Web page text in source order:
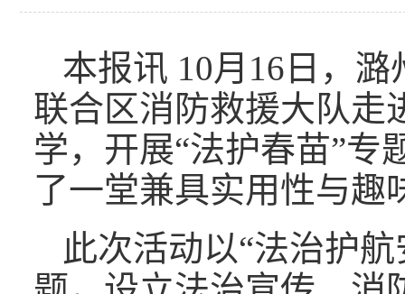
本报讯 10月16日，
联合区消防救援大队走
学，开展“法护春苗”专
了一堂兼具实用性与趣
此次活动以“法治护